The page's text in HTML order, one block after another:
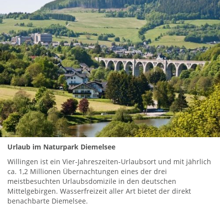
Urlaub im Naturpark Diemelsee
Willingen ist ein Vier-Jahreszeiten-Urlaubsort und mit jährlich
ca. 1,2 Millionen Übernachtungen eines der drei
meistbesuchten Urlaubsdomizile in den deutschen
Mittelgebirgen. Wasserfreizeit aller Art bietet der direkt
benachbarte Diemelsee.